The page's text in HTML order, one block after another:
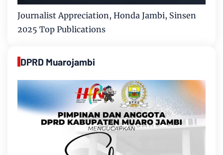
Journalist Appreciation, Honda Jambi, Sinsen
2025 Top Publications
DPRD Muarojambi